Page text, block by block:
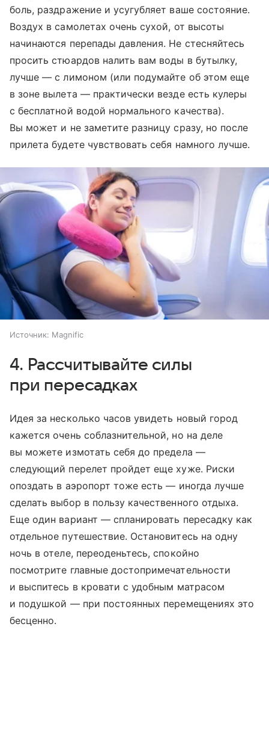
боль, раздражение и усугубляет ваше состояние.
Воздух в самолетах очень сухой, от высоты
начинаются перепады давления. Не стесняйтесь
просить стюардов налить вам воды в бутылку,
лучше — с лимоном (или подумайте об этом еще
в зоне вылета — практически везде есть кулеры
с бесплатной водой нормального качества).
Вы может и не заметите разницу сразу, но после
прилета будете чувствовать себя намного лучше.
Источник: Magnific
4. Рассчитывайте силы
при пересадках
Идея за несколько часов увидеть новый город
кажется очень соблазнительной, но на деле
вы можете измотать себя до предела —
следующий перелет пройдет еще хуже. Риски
опоздать в аэропорт тоже есть — иногда лучше
сделать выбор в пользу качественного отдыха.
Еще один вариант — спланировать пересадку как
отдельное путешествие. Остановитесь на одну
ночь в отеле, переоденьтесь, спокойно
посмотрите главные достопримечательности
и выспитесь в кровати с удобным матрасом
и подушкой — при постоянных перемещениях это
бесценно.